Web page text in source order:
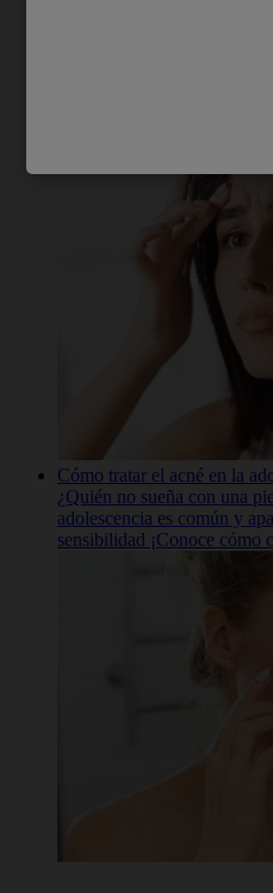
alimentación, estrés,
Cómo tratar el acné en la
¿Quién no sueña con una
adolescencia es común y
sensibilidad ¡Conoce cómo